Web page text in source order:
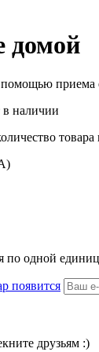
домой
приема
в наличии
по одной
появится
друзьям :)